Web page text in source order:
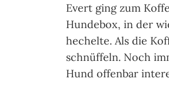
Evert ging zum
Hundebox, in der
hechelte. Als die
schnüffeln. Noch
Hund offenbar